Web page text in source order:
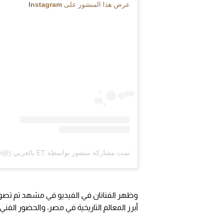
عرض هذا المنشور على Instagram
تمت مشاركة منشور بواسطة ‏‎ET بالعربي‎‏ (@‏‎etbilarabi‎‏)
وظهر الفنانان في الفيديو في مشهد تم
أبرز المعالم التاريخية في مصر، والحضور